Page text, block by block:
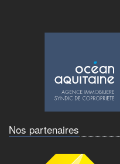
Nos partenaires